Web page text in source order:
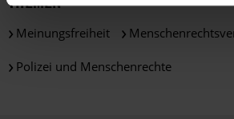
Meinungsfreiheit
Polizei und Menschenrechte